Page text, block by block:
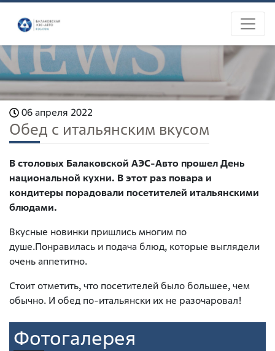
06 апреля 2022
Обед с итальянским вкусом
В столовых Балаковской АЭС-Авто прошел День
национальной кухни. В этот раз повара и
кондитеры порадовали посетителей итальянскими
блюдами.
Вкусные новинки пришлись многим по
душе.Понравилась и подача блюд, которые выглядели
очень аппетитно.
Стоит отметить, что посетителей было большее, чем
обычно. И обед по-итальянски их не разочаровал!
Фотогалерея